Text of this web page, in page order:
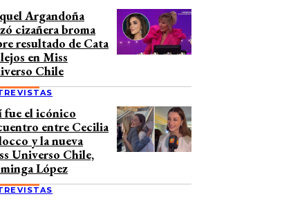
Argandoña
cizañera broma
resultado de Cata
en Miss
Chile
fue el icónico
entre Cecilia
y la nueva
Universo Chile,
López